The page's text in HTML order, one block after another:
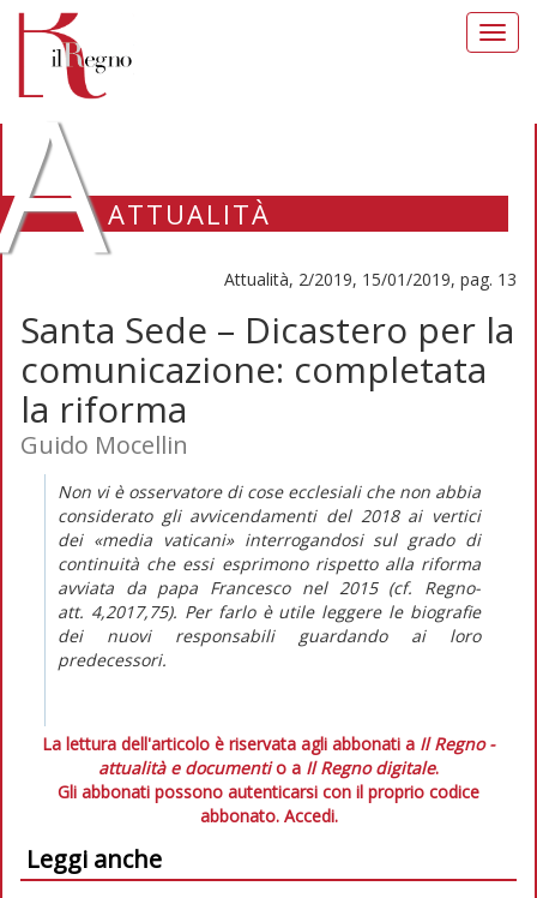
ATTUALITÀ
Attualità, 2/2019, 15/01/2019, pag. 13
Santa Sede – Dicastero per la
comunicazione: completata
la riforma
Guido Mocellin
Non vi è osservatore di cose ecclesiali che non abbia
considerato gli avvicendamenti del 2018 ai vertici
dei «media vaticani» interrogandosi sul grado di
continuità che essi esprimono rispetto alla riforma
avviata da papa Francesco nel 2015 (cf. Regno-
att. 4,2017,75). Per farlo è utile leggere le biografie
dei nuovi responsabili guardando ai loro
predecessori.
La lettura dell'articolo è riservata agli abbonati a Il Regno -
attualità e documentio a Il Regno digitale.
Gli abbonati possono autenticarsi con il proprio codice
abbonato. Accedi.
Leggi anche